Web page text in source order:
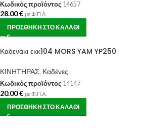
Κωδικός προϊόντος 14657
28.00€ με Φ.Π.Α.
ΠΡΟΣΘΉΚΗ ΣΤΟ ΚΑΛΆΘΙ
Καδενάκι εκκ104 MORS YAM YP250
ΚΙΝΗΤΗΡΑΣ, Καδένες
Κωδικός προϊόντος 14147
20.00€ με Φ.Π.Α.
ΠΡΟΣΘΉΚΗ ΣΤΟ ΚΑΛΆΘΙ